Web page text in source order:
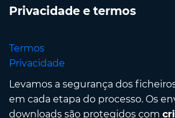
Privacidade e termos
Termos
Privacidade
Levamos a segurança dos
em cada etapa do processo. Os
downloads são protegidos com